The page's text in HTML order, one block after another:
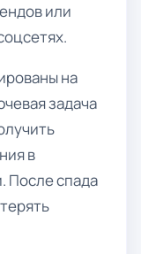
или
на
задача
в
После спада